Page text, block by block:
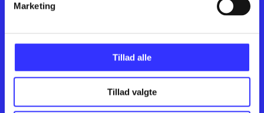
Marketing
Tillad alle
Tillad valgte
Kontakt os
Artikler
Film
Musik